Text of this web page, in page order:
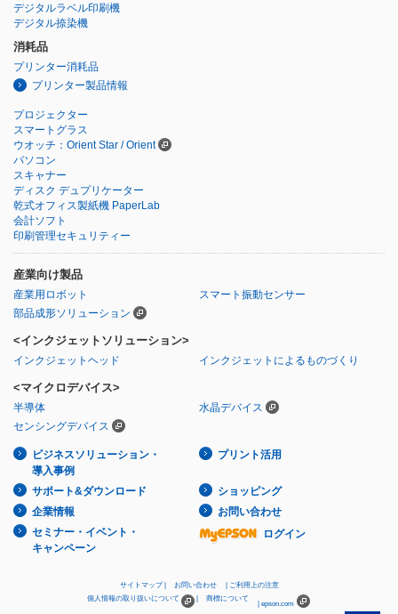
デジタルラベル印刷機
デジタル捺染機
消耗品
プリンター消耗品
プリンター製品情報
プロジェクター
スマートグラス
ウオッチ：Orient Star / Orient
パソコン
スキャナー
ディスク デュプリケーター
乾式オフィス製紙機 PaperLab
会計ソフト
印刷管理セキュリティー
産業向け製品
産業用ロボット
スマート振動センサー
部品成形ソリューション
<インクジェットソリューション>
インクジェットヘッド インクジェットによるものづくり
<マイクロデバイス>
半導体
水晶デバイス
センシングデバイス
ビジネスソリューション・
導入事例
プリント活用
サポート&ダウンロード
ショッピング
企業情報
お問い合わせ
セミナー・イベント・
キャンペーン
ログイン
サイトマップ お問い合わせ
ご利用上の注意
個人情報の取り扱いについて
商標について
epson.com